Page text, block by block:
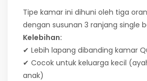
Tipe kamar ini dihuni oleh tiga
dengan susunan 3 ranjang single
Kelebihan:
✔ Lebih lapang dibanding kamar
✔ Cocok untuk keluarga kecil
anak)